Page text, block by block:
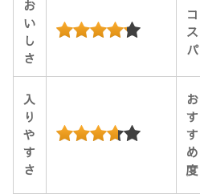
お
い
し
さ
コ
ス
パ
入
り
や
す
さ
お
す
す
め
度